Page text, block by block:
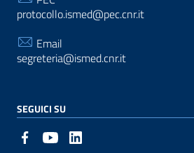
protocollo.ismed@pec.cnr.it
Email
segreteria@ismed.cnr.it
SEGUICI SU